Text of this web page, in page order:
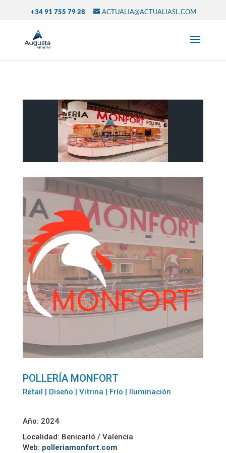
+34 91 755 79 28 ACTUALIA@ACTUALIASL.COM
POLLERÍA MONFORT
Retail | Diseño | Vitrina | Frío | Iluminación
Año: 2024
Localidad: Benicarló / Valencia
Web: polleriamonfort.com